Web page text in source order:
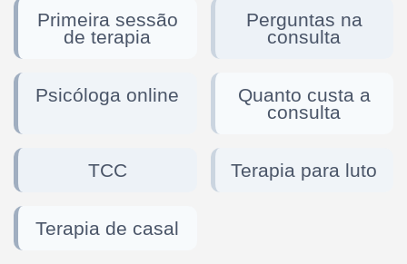
Primeira sessão
de terapia
Perguntas na
consulta
Psicóloga online
Quanto custa a
consulta
TCC Terapia para luto
Terapia de casal